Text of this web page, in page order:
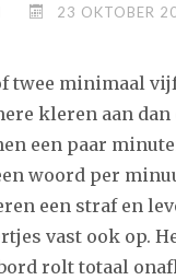
23 OKTOBER
twee minimaal
kleren aan dan
een paar
woord per
een straf en
vast ook op.
rolt totaal